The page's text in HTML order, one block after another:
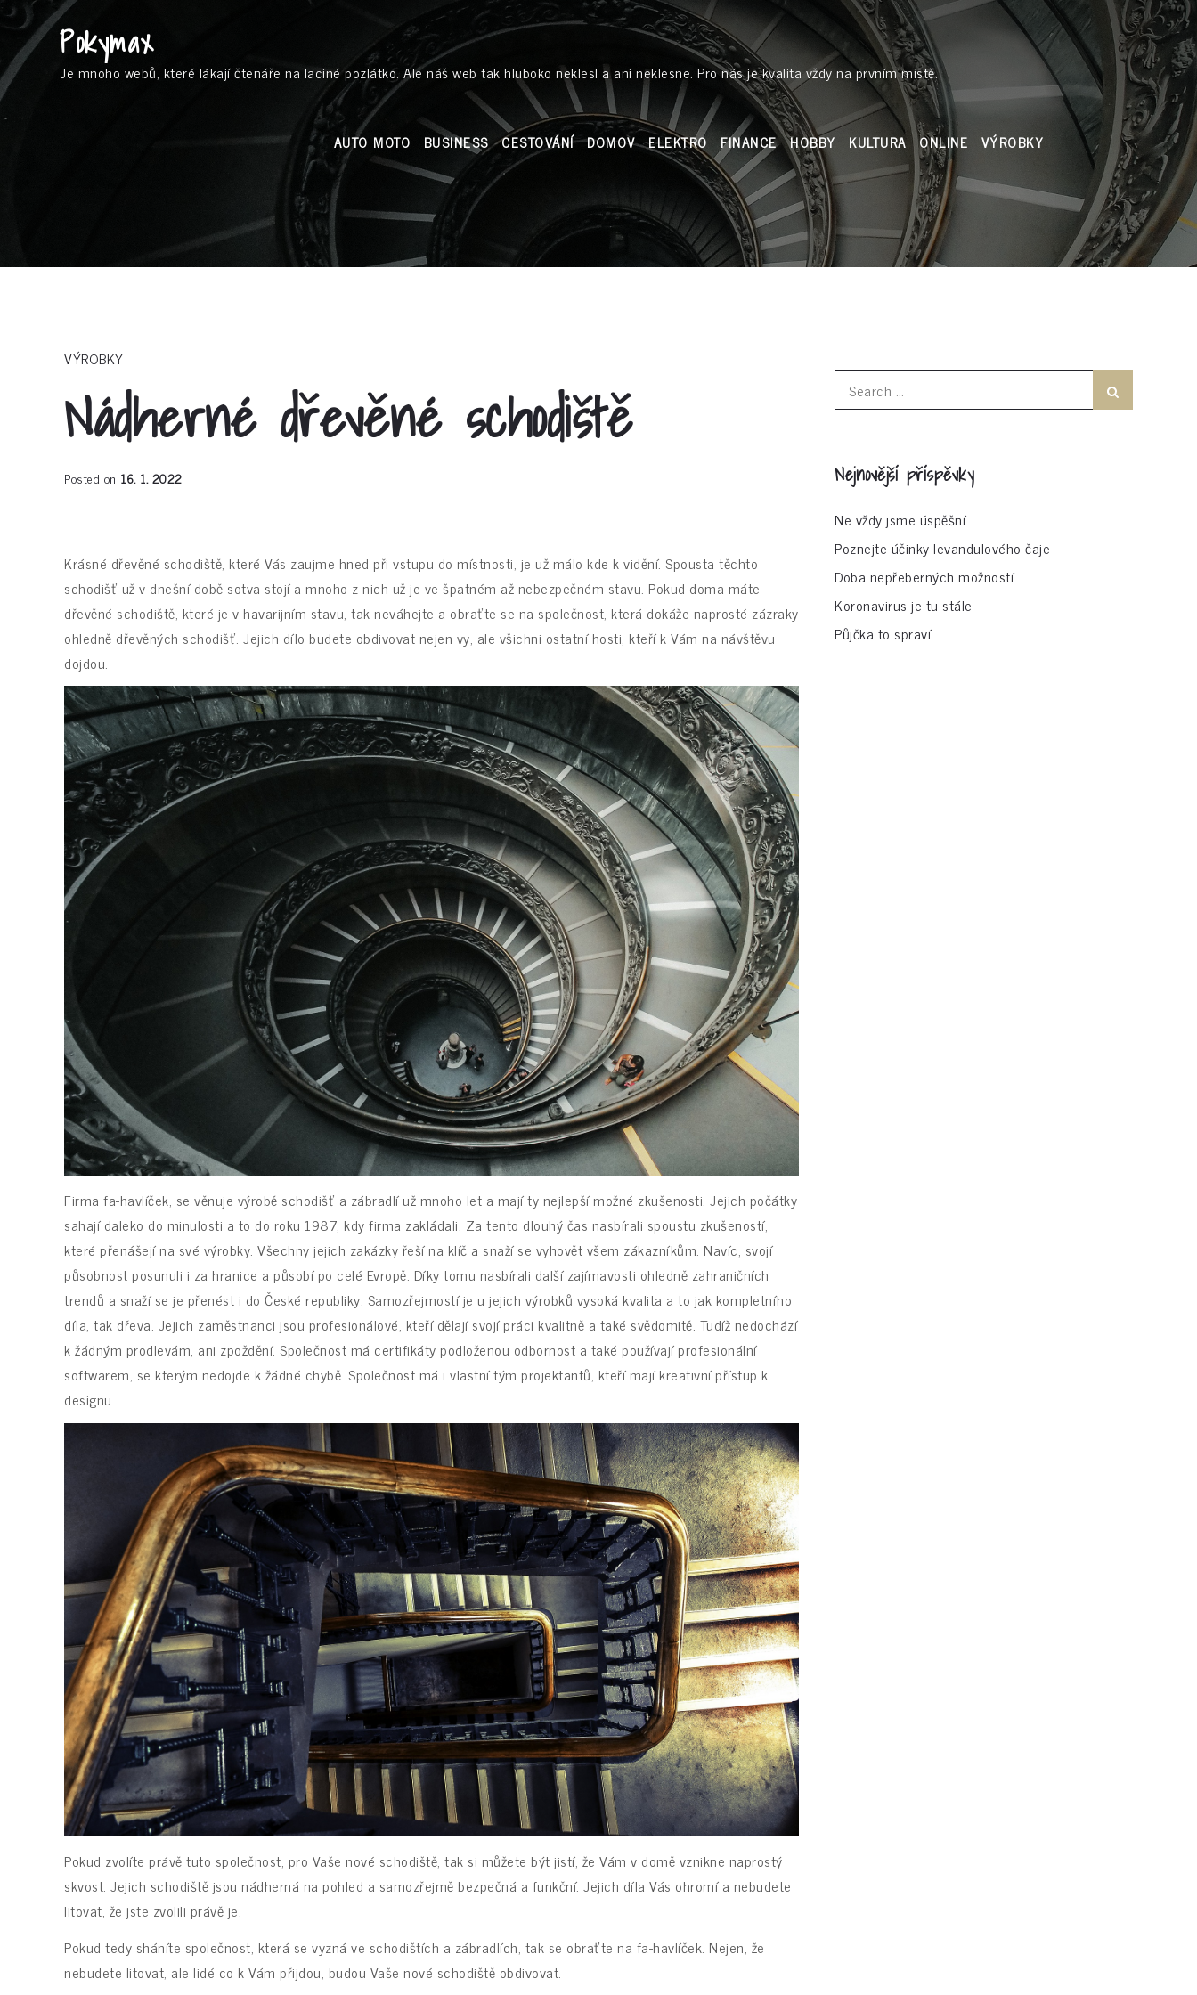
Skip
content
Pokymax
Je mnoho webů, které lákají čtenáře na laciné pozlátko. Ale náš web tak hluboko neklesl a ani neklesne. Pro nás je kvalita vždy na prvním místě.
AUTO MOTO BUSINESS CESTOVÁNÍ DOMOV ELEKTRO FINANCE HOBBY KULTURA ONLINE VÝROBKY
VÝROBKY
Nádherné dřevěné schodiště
Posted on 16. 1. 2022
Krásné dřevěné schodiště, které Vás zaujme hned při vstupu do místnosti, je už málo kde k vidění. Spousta těchto
schodišť už v dnešní době sotva stojí a mnoho z nich už je ve špatném až nebezpečném stavu. Pokud doma máte
dřevěné schodiště, které je v havarijním stavu, tak neváhejte a obraťte se na společnost, která dokáže naprosté zázraky
ohledně dřevěných schodišť. Jejich dílo budete obdivovat nejen vy, ale všichni ostatní hosti, kteří k Vám na návštěvu
dojdou.
Firma fa-havlíček, se věnuje výrobě schodišť a zábradlí už mnoho let a mají ty nejlepší možné zkušenosti. Jejich počátky
sahají daleko do minulosti a to do roku 1987, kdy firma zakládali. Za tento dlouhý čas nasbírali spoustu zkušeností,
které přenášejí na své výrobky. Všechny jejich zakázky řeší na klíč a snaží se vyhovět všem zákazníkům. Navíc, svojí
působnost posunuli i za hranice a působí po celé Evropě. Díky tomu nasbírali další zajímavosti ohledně zahraničních
trendů a snaží se je přenést i do České republiky. Samozřejmostí je u jejich výrobků vysoká kvalita a to jak kompletního
díla, tak dřeva. Jejich zaměstnanci jsou profesionálové, kteří dělají svojí práci kvalitně a také svědomitě. Tudíž nedochází
k žádným prodlevám, ani zpoždění. Společnost má certifikáty podloženou odbornost a také používají profesionální
softwarem, se kterým nedojde k žádné chybě. Společnost má i vlastní tým projektantů, kteří mají kreativní přístup k
designu.
Pokud zvolíte právě tuto společnost, pro Vaše nové schodiště, tak si můžete být jistí, že Vám v domě vznikne naprostý
skvost. Jejich schodiště jsou nádherná na pohled a samozřejmě bezpečná a funkční. Jejich díla Vás ohromí a nebudete
litovat, že jste zvolili právě je.
Pokud tedy sháníte společnost, která se vyzná ve schodištích a zábradlích, tak se obraťte na fa-havlíček. Nejen, že
nebudete litovat, ale lidé co k Vám přijdou, budou Vaše nové schodiště obdivovat.
for:
Nejnovější příspěvky
Ne vždy jsme úspěšní
Poznejte účinky levandulového čaje
Doba nepřeberných možností
Koronavirus je tu stále
Půjčka to spraví